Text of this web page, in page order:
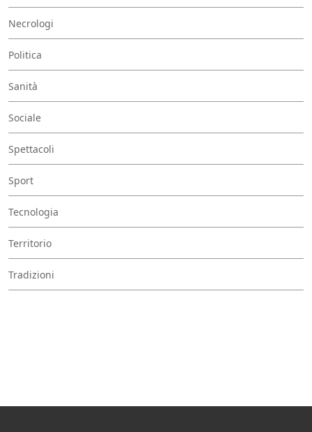
Necrologi
Politica
Sanità
Sociale
Spettacoli
Sport
Tecnologia
Territorio
Tradizioni